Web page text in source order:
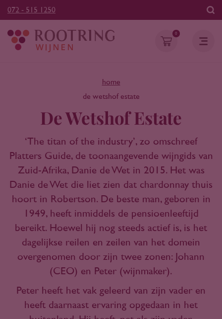
072 - 515 1250
0
home
de wetshof estate
De Wetshof Estate
‘The titan of the industry’, zo omschreef
Platters Guide, de toonaangevende wijngids van
Zuid-Afrika, Danie de Wet in 2015. Het was
Danie de Wet die liet zien dat chardonnay thuis
hoort in Robertson. De beste man, geboren in
1949, heeft inmiddels de pensioenleeftijd
bereikt. Hoewel hij nog steeds actief is, is het
dagelijkse reilen en zeilen van het domein
overgenomen door zijn twee zonen: Johann
(CEO) en Peter (wijnmaker).
Peter heeft het vak geleerd van zijn vader en
heeft daarnaast ervaring opgedaan in het